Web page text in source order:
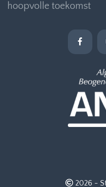
hoopvolle toekomst
2026 -